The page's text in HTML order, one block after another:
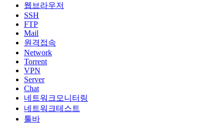
웹브라우저
SSH
FTP
Mail
원격접속
Network
Torrent
VPN
Server
Chat
네트워크모니터링
네트워크테스트
툴바